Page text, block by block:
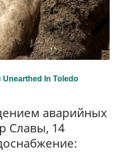
аварийных
Славы, 14